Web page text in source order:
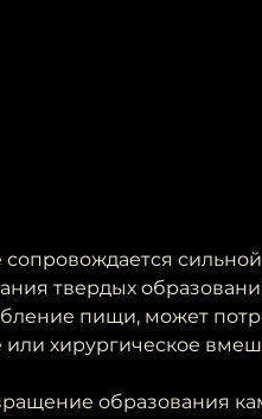
твердых
пищи, может
хирургическое
образования